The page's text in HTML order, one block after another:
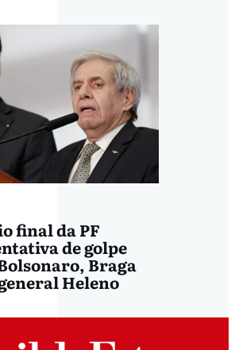
final da PF
de golpe
Braga
Heleno